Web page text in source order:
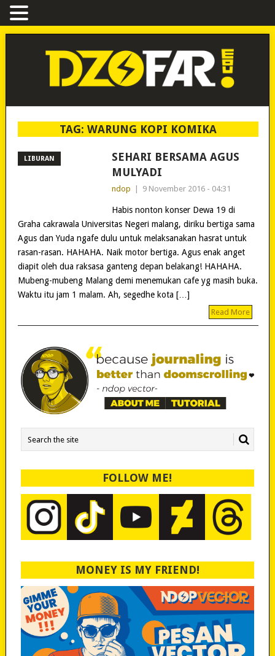
TAG: WARUNG KOPI KOMIKA
LIBURAN
SEHARI BERSAMA AGUS
MULYADI
ndop 9 November 2016 - 04:31
Habis nonton konser Dewa 19 di
Graha cakrawala Universitas Negeri malang, diriku bertiga sama
Agus dan Yuda ngafe dulu untuk melaksanakan hasrat untuk
rasan-rasan. HAHAHA. Naik motor bertiga. Agus enak anget
diapit oleh dua raksasa ganteng depan belakang! HAHAHA.
Mubeng-mubeng Malang demi menemukan cafe yg masih buka.
Waktu itu jam 1 malam. Ah, segedhe kota […]
Read More
FOLLOW ME!
MONEY IS MY FRIEND!